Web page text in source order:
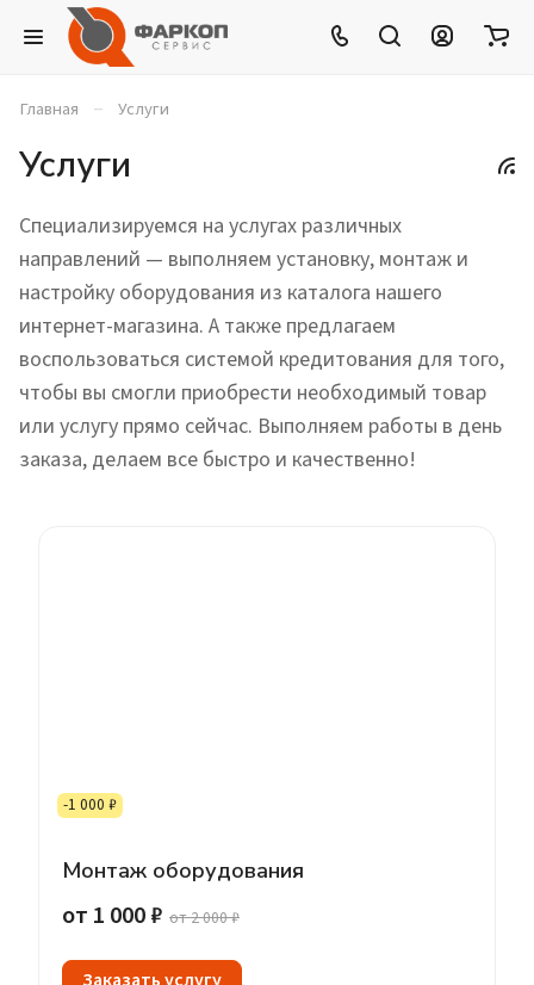
Главная – Услуги
Услуги
Специализируемся на услугах различных
направлений — выполняем установку, монтаж и
настройку оборудования из каталога нашего
интернет-магазина. А также предлагаем
воспользоваться системой кредитования для того,
чтобы вы смогли приобрести необходимый товар
или услугу прямо сейчас. Выполняем работы в день
заказа, делаем все быстро и качественно!
-1 000 ₽
Монтаж оборудования
от 1 000 ₽ от 2 000 ₽